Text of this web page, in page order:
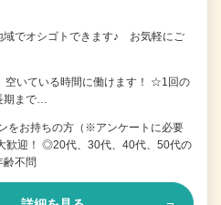
域でオシゴトできます♪ お気軽にご
空いている時間に働けます！ ☆1回の
期まで…
をお持ちの方（※アンケートに必要
歓迎！ ◎20代、30代、40代、50代の
不問